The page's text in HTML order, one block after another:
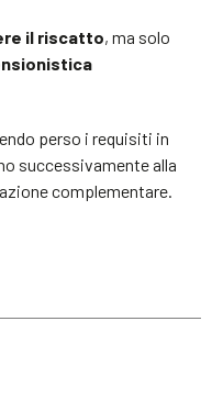
il riscatto, ma solo
perso i requisiti in
successivamente alla
complementare.